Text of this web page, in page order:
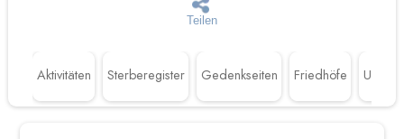
Teilen
Aktivitäten Sterberegister Gedenkseiten Friedhöfe